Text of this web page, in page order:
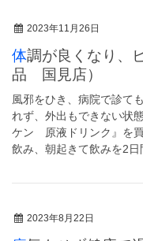
2023年11月26日
体調が良くなり、ビックリしました。（中央薬
品 国見店）
風邪をひき、病院で診て
れず、外出もできない状
ケン 原液ドリンク』を
飲み、朝起きて飲みを2
2023年8月22日